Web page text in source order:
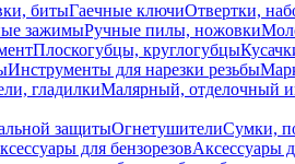
битыГаечные ключиОтвертки,
зажимыРучные пилы, ножовки
Плоскогубцы, круглогубцы
Инструменты для нарезки резьбы
гладилкиМалярный, отделочный
защитыОгнетушителиСумки,
для бензорезовАксессуары